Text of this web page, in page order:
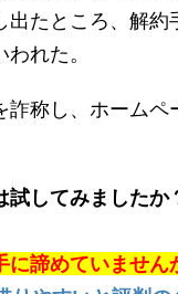
出たところ、解約
れた。
詐称し、ホームペ
試してみましたか
に諦めていません